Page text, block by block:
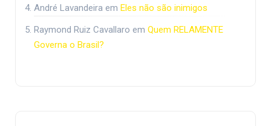
André Lavandeira em Eles não são inimigos
Raymond Ruiz Cavallaro em Quem RELAMENTE
Governa o Brasil?